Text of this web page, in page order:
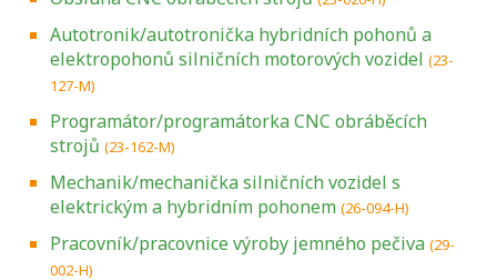
Autotronik/autotronička hybridních pohonů a
elektropohonů silničních motorových vozidel (23-
127-M)
Programátor/programátorka CNC obráběcích
strojů (23-162-M)
Mechanik/mechanička silničních vozidel s
elektrickým a hybridním pohonem (26-094-H)
Pracovník/pracovnice výroby jemného pečiva (29-
002-H)